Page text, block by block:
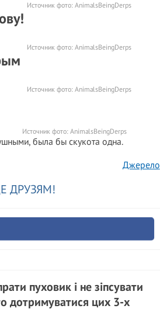
Источник фото: AnimalsBeingDerps
Источник фото: AnimalsBeingDerps
Источник фото: AnimalsBeingDerps
Источник фото: AnimalsBeingDerps
была бы скукота одна.
Джерело
ДРУЗЯМ!